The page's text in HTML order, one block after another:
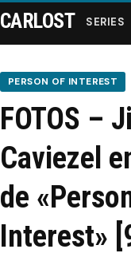
Series
Streaming
Recomendaciones
CARLOST SERIES
PERSON OF INTEREST
FOTOS –
Caviezel
de
Interest»